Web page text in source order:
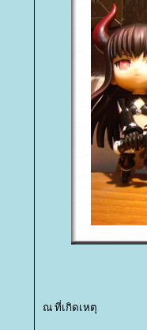
ณ ที่เกิดเหตุ